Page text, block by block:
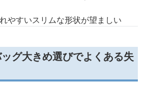
やすいスリムな形状が望ましい
グ大きめ選びでよくある失